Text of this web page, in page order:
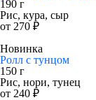
190 г
Рис, кура, сыр
от 270 ₽
Новинка
Ролл с тунцом
150 г
Рис, нори, тунец
от 240 ₽